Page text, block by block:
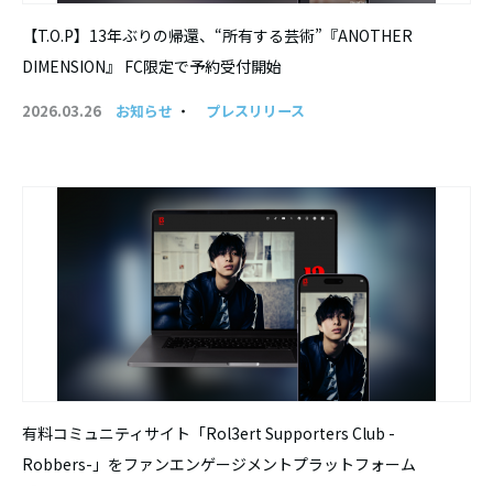
【T.O.P】13年ぶりの帰還、“所有する芸術”『ANOTHER
DIMENSION』 FC限定で予約受付開始
2026.03.26 お知らせ ・ プレスリリース
有料コミュニティサイト「Rol3ert Supporters Club -
Robbers-」をファンエンゲージメントプラットフォーム